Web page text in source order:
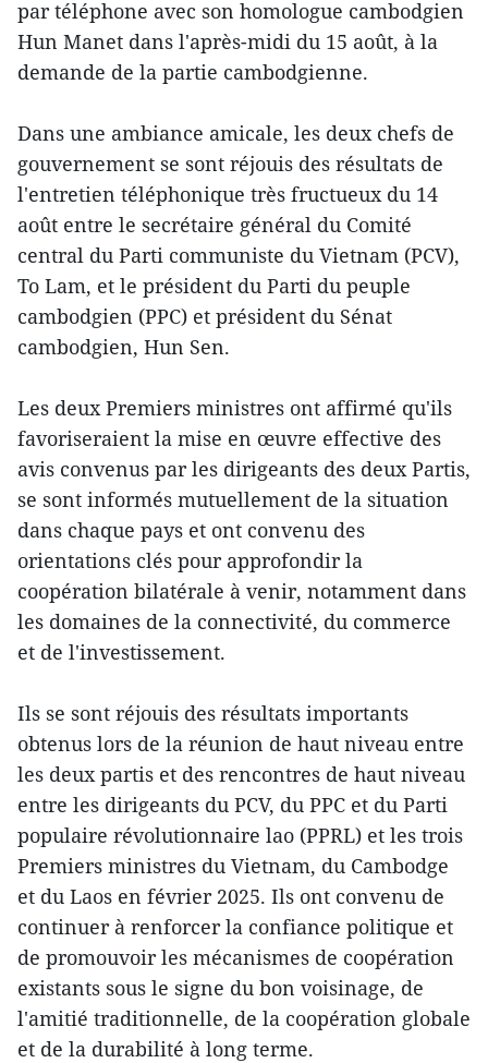
par téléphone avec son homologue cambodgien
Hun Manet dans l'après-midi du 15 août, à la
demande de la partie cambodgienne.
Dans une ambiance amicale, les deux chefs de
gouvernement se sont réjouis des résultats de
l'entretien téléphonique très fructueux du 14
août entre le secrétaire général du Comité
central du Parti communiste du Vietnam (PCV),
To Lam, et le président du Parti du peuple
cambodgien (PPC) et président du Sénat
cambodgien, Hun Sen.
Les deux Premiers ministres ont affirmé qu'ils
favoriseraient la mise en œuvre effective des
avis convenus par les dirigeants des deux Partis,
se sont informés mutuellement de la situation
dans chaque pays et ont convenu des
orientations clés pour approfondir la
coopération bilatérale à venir, notamment dans
les domaines de la connectivité, du commerce
et de l'investissement.
Ils se sont réjouis des résultats importants
obtenus lors de la réunion de haut niveau entre
les deux partis et des rencontres de haut niveau
entre les dirigeants du PCV, du PPC et du Parti
populaire révolutionnaire lao (PPRL) et les trois
Premiers ministres du Vietnam, du Cambodge
et du Laos en février 2025. Ils ont convenu de
continuer à renforcer la confiance politique et
de promouvoir les mécanismes de coopération
existants sous le signe du bon voisinage, de
l'amitié traditionnelle, de la coopération globale
et de la durabilité à long terme.